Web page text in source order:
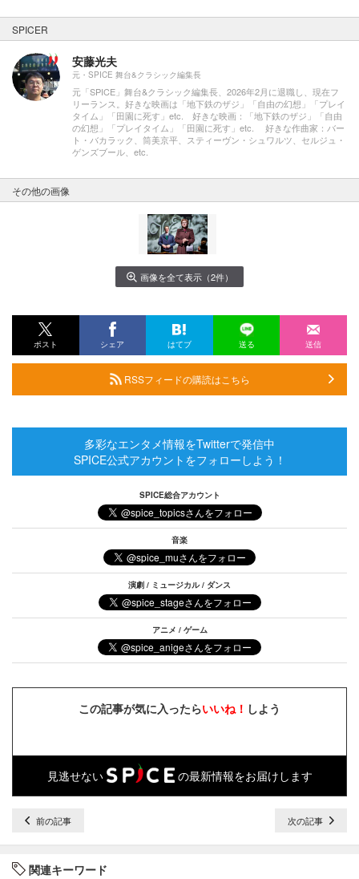
SPICER
安藤光夫
元・SPICE 舞台&クラシック編集長
元「SPICE」舞台&クラシック編集長、2026年2月に退職し、現在フ
リーランス。好きな映画は「地下鉄のザジ」「自由の幻想」「プレイ
タイム」「田園に死す」etc. 好きな映画：「地下鉄のザジ」「自由
の幻想」「プレイタイム」「田園に死す」etc. 好きな作曲家：バー
ト・バカラック、筒美京平、スティーヴン・シュワルツ、セルジュ・
ゲンズブール、etc.
その他の画像
画像を全て表示（2件）
ポスト シェア はてブ 送る 送信
RSSフィードの購読はこちら
多彩なエンタメ情報をTwitterで発信中
SPICE公式アカウントをフォローしよう！
SPICE総合アカウント
音楽
演劇 / ミュージカル / ダンス
アニメ / ゲーム
この記事が気に入ったらいいね！ しよう
見逃せない の最新情報をお届けします
前の記事 次の記事
関連キーワード